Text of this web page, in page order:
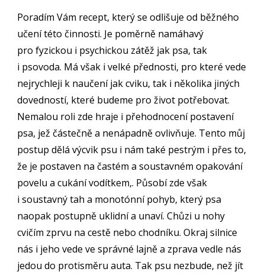
Poradím Vám recept, který se odlišuje od běžného
učení této činnosti. Je poměrně namáhavý
pro fyzickou i psychickou zátěž jak psa, tak
i psovoda. Má však i velké přednosti, pro které vede
nejrychleji k naučení jak cviku, tak i několika jiných
dovedností, které budeme pro život potřebovat.
Nemalou roli zde hraje i přehodnocení postavení
psa, jež částečně a nenápadně ovlivňuje. Tento můj
postup dělá výcvik psu i nám také pestrým i přes to,
že je postaven na častém a soustavném opakování
povelu a cukání vodítkem,. Působí zde však
i soustavný tah a monotónní pohyb, který psa
naopak postupně uklidní a unaví. Chůzi u nohy
cvičím zprvu na cestě nebo chodníku. Okraj silnice
nás i jeho vede ve správné lajně a zprava vedle nás
jedou do protisměru auta. Tak psu nezbude, než jít